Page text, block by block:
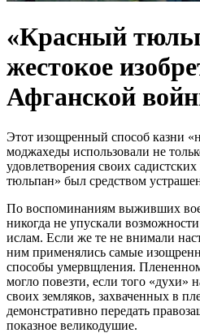
«Красный
жестокое
Афганской
Этот изощренный способ казни
моджахеды использовали не
удовлетворения своих
тюльпан» был средством
По воспоминаниям выживших
никогда не упускали
ислам. Если же те не внимали
ним применялись самые
способы умервщления.
могло повезти, если того «духи»
своих земляков, захваченных в
демонстративно передать
показное великодушие.